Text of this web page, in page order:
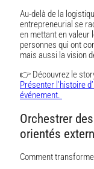
Au-delà de la
entrepreneurial se
en mettant en valeur
personnes qui ont
mais aussi la vision
👉 Découvrez le
Présenter l’histoire
événement.
Orchestrer
orientés
Comment